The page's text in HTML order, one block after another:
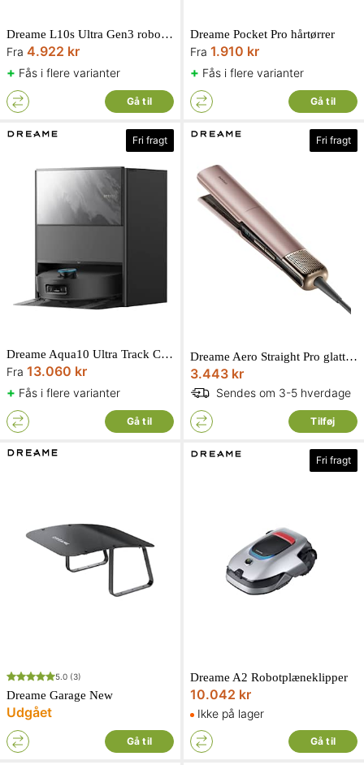
Dreame L10s Ultra Gen3 robotstøvsuger
Fra 4.922 kr
+ Fås i flere varianter
Gå til
Dreame Pocket Pro hårtørrer
Fra 1.910 kr
+ Fås i flere varianter
Gå til
Fri fragt
Dreame Aqua10 Ultra Track Complete robotstøvsuger
Fra 13.060 kr
+ Fås i flere varianter
Gå til
Fri fragt
Dreame Aero Straight Pro glattejern pink gold
3.443 kr
Sendes om 3-5 hverdage
Tilføj
5.0 (3)
Dreame Garage New
Udgået
Gå til
Fri fragt
Dreame A2 Robotplæneklipper
10.042 kr
Ikke på lager
Gå til